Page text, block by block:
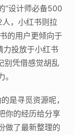
“设计师必备500
，小红书则拉
的用户更倾向于
力投放于小红书
别凭借感觉胡乱
是寻觅资源呢，
你的经历给分享
做了最新整理的